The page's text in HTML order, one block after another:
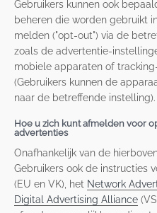
Gebruikers kunnen ook
beheren die worden gebruikt
melden ("opt-out") via de
zoals de advertentie-
mobiele apparaten of
(Gebruikers kunnen de
naar de betreffende instelling).
Hoe u zich kunt afmelden voor
advertenties
Onafhankelijk van de
Gebruikers ook de instructies
(EU en VK), het Network
Digital Advertising Alliance